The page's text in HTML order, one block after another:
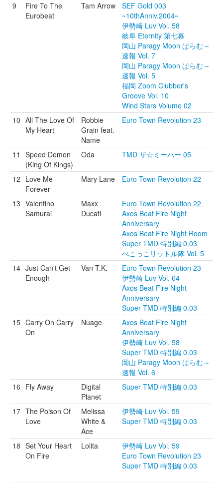
9
Fire To The
Eurobeat
Tam Arrow
SEF Gold 003
~10thAnniv.2004~
伊勢崎 Luv Vol. 58
岐阜 Eternity 第七幕
岡山 Paragy Moon ぱらむ～
速報 Vol. 7
岡山 Paragy Moon ぱらむ～
速報 Vol. 5
福岡 Zoom Clubber's
Groove Vol. 10
Wind Stars Volume 02
10 All The Love Of
My Heart
Robbie
Grain feat.
Name
Euro Town Revolution 23
11
Speed Demon
(King Of Kings)
Oda TMD ザ☆ミーハー 05
12 Love Me
Forever
Mary Lane Euro Town Revolution 22
13 Valentino
Samurai
Maxx
Ducati
Euro Town Revolution 22
Axos Beat Fire Night
Anniversary
Axos Beat Fire Night Room
Super TMD 特別編 0.03
べこっこリットル隊 Vol. 5
14 Just Can't Get
Enough
Van T.K.
Euro Town Revolution 23
伊勢崎 Luv Vol. 64
Axos Beat Fire Night
Anniversary
Super TMD 特別編 0.03
15 Carry On Carry
On
Nuage
Axos Beat Fire Night
Anniversary
伊勢崎 Luv Vol. 58
Super TMD 特別編 0.03
岡山 Paragy Moon ぱらむ～
速報 Vol. 6
16 Fly Away
Digital
Planet
Super TMD 特別編 0.03
17 The Poison Of
Love
Melissa
White &
Ace
伊勢崎 Luv Vol. 59
Super TMD 特別編 0.03
18 Set Your Heart
On Fire
Lolita
伊勢崎 Luv Vol. 59
Euro Town Revolution 23
Super TMD 特別編 0.03